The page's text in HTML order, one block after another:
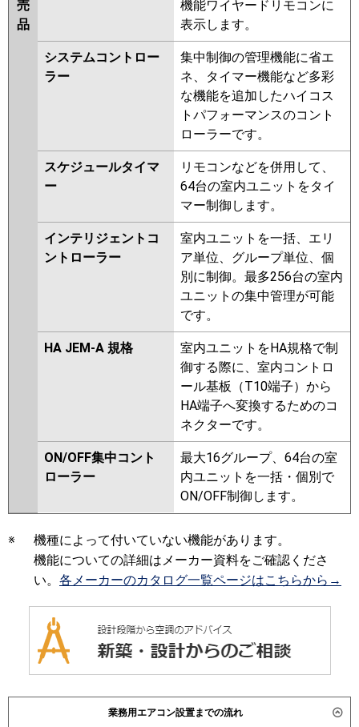
売
品
機能ワイヤードリモコンに
表示します。
システムコントロー
ラー
集中制御の管理機能に省エ
ネ、タイマー機能など多彩
な機能を追加したハイコス
トパフォーマンスのコント
ローラーです。
スケジュールタイマ
ー
リモコンなどを併用して、
64台の室内ユニットをタイ
マー制御します。
インテリジェントコ
ントローラー
室内ユニットを一括、エリ
ア単位、グループ単位、個
別に制御。最多256台の室内
ユニットの集中管理が可能
です。
HA JEM-A 規格
室内ユニットをHA規格で制
御する際に、室内コントロ
ール基板（T10端子）から
HA端子へ変換するためのコ
ネクターです。
ON/OFF集中コント
ローラー
最大16グループ、64台の室
内ユニットを一括・個別で
ON/OFF制御します。
※
機種によって付いていない機能があります。
機能についての詳細はメーカー資料をご確認くださ
い。 各メーカーのカタログ一覧ページはこちらから→
業務用エアコン設置までの流れ